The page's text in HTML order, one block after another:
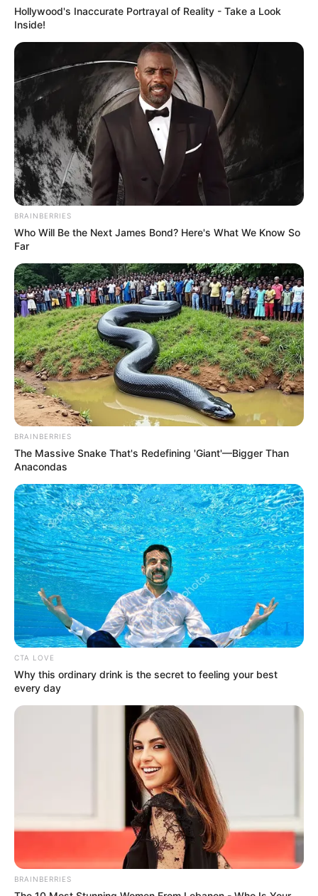
Τι είναι το Blockchain του κβαντικού
χρηματοοικονομικού συστήματος (QFS);
Πέμπτη, 22 Σεπτεμβρίου 2022, 20:36
ΤΑ ΜΑΤΙΑ ΜΑΣ ΚΑΙ ΤΑ
..ΑΥΤΙΑ ΜΑΣ ΣΤΗΝ
ΓΕΡΜΑΝΙΑ… ΤΙ ΕΙΝΑΙ ΠΟΛΥ...
Ανοιχτή επιστολή
υγειονομικών προς Πλεύρη:
Να επιστρέψουμε στη
δουλειά μας – Οι...
ΝΙΚΟΣ ΑΝΤΩΝΙΑΔΗΣ: Η
ΕΠΙΣΤΟΛΗ ΠΑΡΑΙΤΗΣΗΣ ΜΟΥ
ΑΠΟ ΤΗ ΝΟΜΙΚΗ
ΕΚΠΡΟΣΩΠΗΣΗ ΤΟΥ
ΦΑΙΔΩΝΑ...
Μια μάζωξη με μήνυμα από
Φρυκτωρίες
Email address:
Hollywood's Inaccurate Portrayal of Reality - Take a Look
Inside!
BRAINBERRIES
Who Will Be the Next James Bond? Here's What We Know So
Far
BRAINBERRIES
The Massive Snake That's Redefining 'Giant'—Bigger Than
Anacondas
CTA LOVE
Why this ordinary drink is the secret to feeling your best
every day
BRAINBERRIES